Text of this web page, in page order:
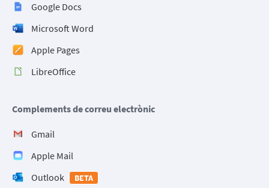
Google Docs
Microsoft Word
Apple Pages
LibreOffice
Complements de correu electrònic
Gmail
Apple Mail
Outlook
BETA